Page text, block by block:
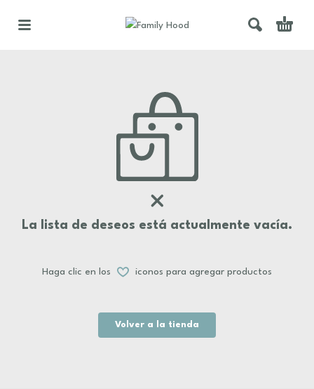
La lista de deseos está actualmente vacía.
Haga clic en los iconos para agregar productos
Volver a la tienda